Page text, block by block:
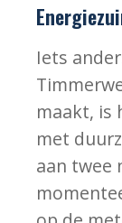
Iets
maakt, is
met
aan twee